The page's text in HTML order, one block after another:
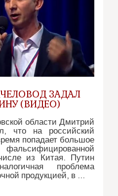
ЗАДАЛ
(ВИДЕО)
области Дмитрий
что на российский
попадает большое
из Китая. Путин
проблема
продукцией, в …